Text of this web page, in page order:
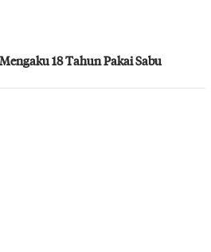
18 Tahun Pakai Sabu